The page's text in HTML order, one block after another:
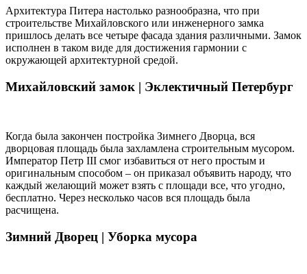
Архитектура Питера настолько разнообразна, что при
строительстве Михайловского или инженерного замка
пришлось делать все четыре фасада здания различными. Замок
исполнен в таком виде для достижения гармонии с
окружающей архитектурной средой.
Михайловский замок | Эклектичный Петербург
Когда была закончен постройка Зимнего Дворца, вся
дворцовая площадь была захламлена строительным мусором.
Император Петр III смог избавиться от него простым и
оригинальным способом – он приказал объявить народу, что
каждый желающий может взять с площади все, что угодно,
бесплатно. Через несколько часов вся площадь была
расчищена.
Зимний Дворец | Уборка мусора